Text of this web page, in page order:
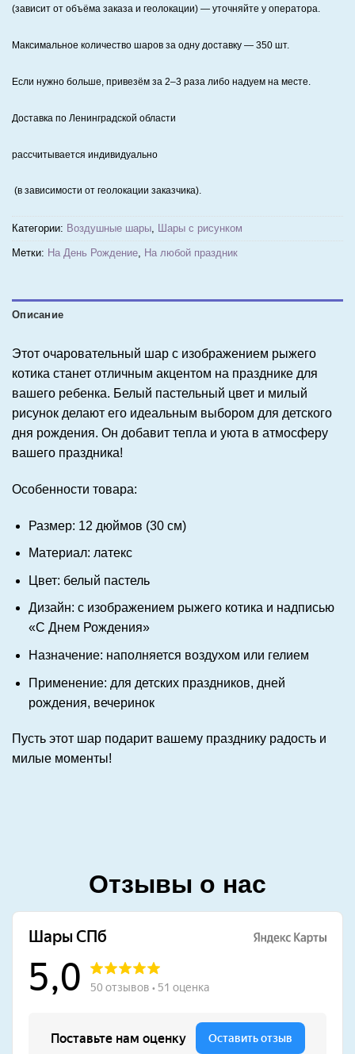
(зависит от объёма заказа и геолокации) — уточняйте у оператора.
Максимальное количество шаров за одну доставку — 350 шт.
Если нужно больше, привезём за 2–3 раза либо надуем на месте.
Доставка по Ленинградской области
рассчитывается индивидуально
(в зависимости от геолокации заказчика).
Категории: Воздушные шары, Шары с рисунком
Метки: На День Рождение, На любой праздник
Описание
Этот очаровательный шар с изображением рыжего
котика станет отличным акцентом на празднике для
вашего ребенка. Белый пастельный цвет и милый
рисунок делают его идеальным выбором для детского
дня рождения. Он добавит тепла и уюта в атмосферу
вашего праздника!
Особенности товара:
Размер: 12 дюймов (30 см)
Материал: латекс
Цвет: белый пастель
Дизайн: с изображением рыжего котика и надписью
«С Днем Рождения»
Назначение: наполняется воздухом или гелием
Применение: для детских праздников, дней
рождения, вечеринок
Пусть этот шар подарит вашему празднику радость и
милые моменты!
Отзывы о нас